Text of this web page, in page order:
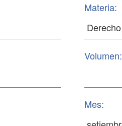
Materia:
Volumen:
Mes: